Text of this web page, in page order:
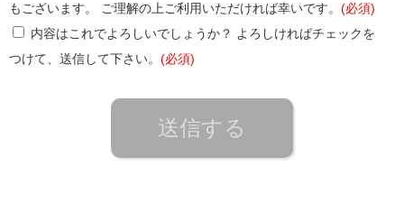
もございます。 ご理解の上ご利用いただければ幸いです。 (必須)
内容はこれでよろしいでしょうか？ よろしければチェックを
つけて、送信して下さい。 (必須)